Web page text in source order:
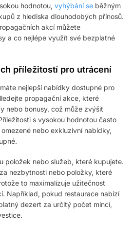
hodnotou, vyhýbání se běžným
z hlediska dlouhodobých přínosů.
akcí můžete
a co nejlépe využít své bezplatné
příležitostí pro utrácení
nejlepší nabídky dostupné pro
propagační akce, které
nebo bonusy, což může zvýšit
s vysokou hodnotou často
nebo exkluzivní nabídky,
položek nebo služeb, které kupujete.
nezbytnosti nebo položky, které
to maximalizuje užitečnost
Například, pokud restaurace nabízí
dezert za určitý počet mincí,